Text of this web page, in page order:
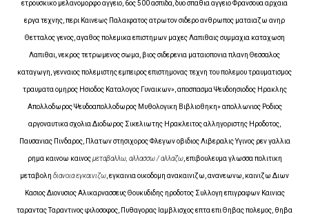
ετρουσκικο μελανομορφο αγγειο, 6ος 500 ασπιδα, δυο σπαθια αγγειο Φρανσουα αρχαια
εργα τεχνης, περι Καινεως Παλαιφατος ατρωτον σιδερο ανθρωπος ματαιαζω ανηρ
Θετταλος γενος, αγαθος πολεμικα επιστημων μαχες Λαπιθαις συμμαχια καταχωση
Λαπιθαι, νεκρος τετρωμενος σωμα, βιος σιδερενια ματαιοπονια πλανη Θεσσαλος
καταγωγη, γενναιος πολεμιστης εμπειρος επιστημονας τεχνη του πολεμου τραυματισμος
τραυματα ομηρος Ησιοδος Καταλογος Γυναικων», αποσπασμα Ψευδοησιοδος Ηρακλης
Απολλοδωρος Ψευδοαπολλοδωρος Μυθολογικη Βιβλιοθηκη» απολλωνιος Ροδιος
αργοναυτικα σχολια Διοδωρος Σικελιωτης Ηρακλειτος αλληγοριστης Ηροδοτος,
Παυσανιας Πινδαρος, Πλατων στησιχορος Φλεγων οβιδιος Λιβεραλις Υγινος ρεν γαλλια
ρημα καινοω καινοςμεταβαλλω, αλλασσω / αλλαζω, επιβουλευμα γλωσσα πολιτικη
μεταβολη διανοια εγκαινιζω , εγκαινια οικοδομη ανακαινιζω, ανανεωνω, καινιζω Διων
Κασιος Διονυσιος Αλικαρνασσευς Θουκυδιδης ηροδοτος Συλλογη επιγραφων Καινιας
ταραντας Ταραντινος φιλοσοφος, Πυθαγορας Ιαμβλισχος επτα επι Θηβας πολεμος, θηβα